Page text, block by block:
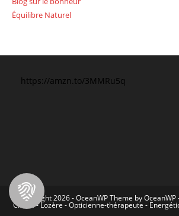
Équilibre Naturel
https://amzn.to/3MMRu5q
Copyright 2026 - OceanWP Theme by
Chirac - Lozère - Opticienne-thérapeute -